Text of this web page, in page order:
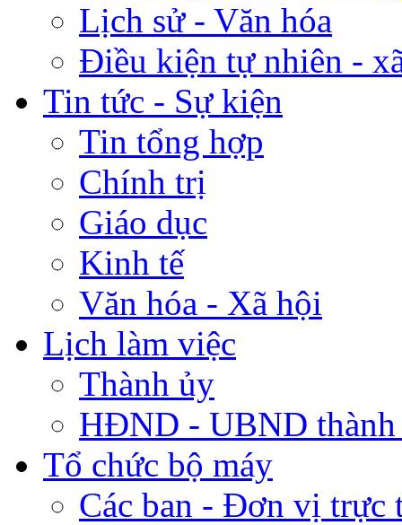
Lịch sử - Văn hóa
Điều kiện tự nhiên -
Tin tức - Sự kiện
Tin tổng hợp
Chính trị
Giáo dục
Kinh tế
Văn hóa - Xã hội
Lịch làm việc
Thành ủy
HĐND - UBND thành
Tổ chức bộ máy
Các ban - Đơn vị trực